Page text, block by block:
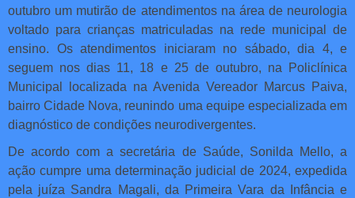
outubro um mutirão de atendimentos na área de neurologia
voltado para crianças matriculadas na rede municipal de
ensino. Os atendimentos iniciaram no sábado, dia 4, e
seguem nos dias 11, 18 e 25 de outubro, na Policlínica
Municipal localizada na Avenida Vereador Marcus Paiva,
bairro Cidade Nova, reunindo uma equipe especializada em
diagnóstico de condições neurodivergentes.
De acordo com a secretária de Saúde, Sonilda Mello, a
ação cumpre uma determinação judicial de 2024, expedida
pela juíza Sandra Magali, da Primeira Vara da Infância e